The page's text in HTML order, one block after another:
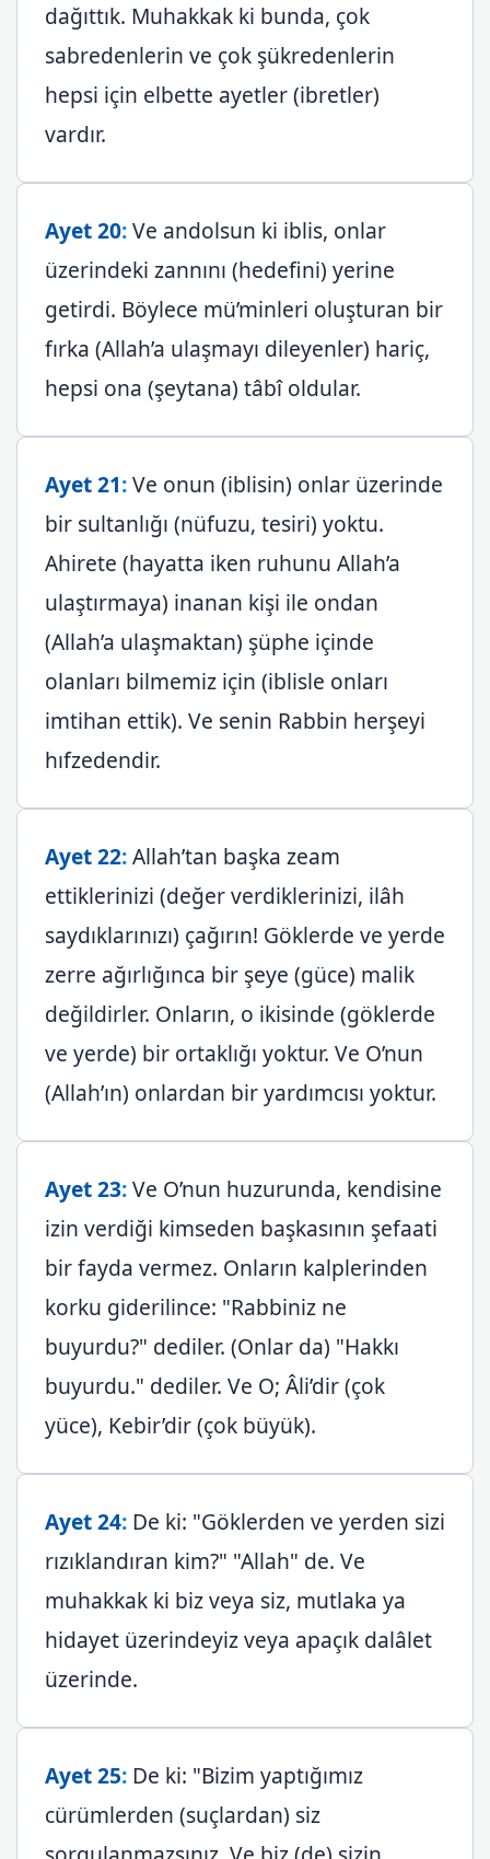
dağıttık. Muhakkak ki bunda, çok
sabredenlerin ve çok şükredenlerin
hepsi için elbette ayetler (ibretler)
vardır.
Ayet 20:Ve andolsun ki iblis, onlar
üzerindeki zannını (hedefini) yerine
getirdi. Böylece mü’minleri oluşturan bir
fırka (Allah’a ulaşmayı dileyenler) hariç,
hepsi ona (şeytana) tâbî oldular.
Ayet 21:Ve onun (iblisin) onlar üzerinde
bir sultanlığı (nüfuzu, tesiri) yoktu.
Ahirete (hayatta iken ruhunu Allah’a
ulaştırmaya) inanan kişi ile ondan
(Allah’a ulaşmaktan) şüphe içinde
olanları bilmemiz için (iblisle onları
imtihan ettik). Ve senin Rabbin herşeyi
hıfzedendir.
Ayet 22:Allah’tan başka zeam
ettiklerinizi (değer verdiklerinizi, ilâh
saydıklarınızı) çağırın! Göklerde ve yerde
zerre ağırlığınca bir şeye (güce) malik
değildirler. Onların, o ikisinde (göklerde
ve yerde) bir ortaklığı yoktur. Ve O’nun
(Allah’ın) onlardan bir yardımcısı yoktur.
Ayet 23:Ve O’nun huzurunda, kendisine
izin verdiği kimseden başkasının şefaati
bir fayda vermez. Onların kalplerinden
korku giderilince: "Rabbiniz ne
buyurdu?" dediler. (Onlar da) "Hakkı
buyurdu." dediler. Ve O; Âli’dir (çok
yüce), Kebir’dir (çok büyük).
Ayet 24: De ki: "Göklerden ve yerden sizi
rızıklandıran kim?" "Allah" de. Ve
muhakkak ki biz veya siz, mutlaka ya
hidayet üzerindeyiz veya apaçık dalâlet
üzerinde.
Ayet 25: De ki: "Bizim yaptığımız
cürümlerden (suçlardan) siz